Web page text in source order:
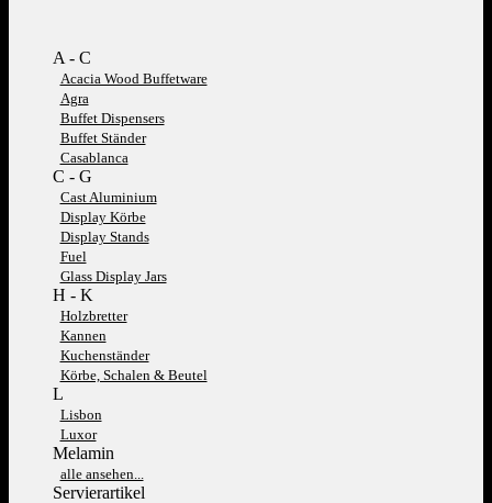
A - C
Acacia Wood Buffetware
Agra
Buffet Dispensers
Buffet Ständer
Casablanca
C - G
Cast Aluminium
Display Körbe
Display Stands
Fuel
Glass Display Jars
H - K
Holzbretter
Kannen
Kuchenständer
Körbe, Schalen & Beutel
L
Lisbon
Luxor
Melamin
alle ansehen...
Servierartikel